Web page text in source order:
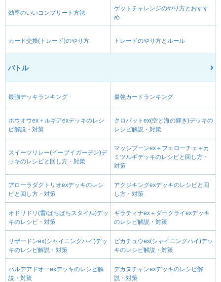
効率のいいコンプリート方法
ゲットチャレンジのやり方とおすす
め
カード交換(トレード)のやり方 トレードのやり方とルール
バトル
最強デッキランキング 最強カードランキング
ホウオウex＋ルギアexデッキのレシ
ピ解説・対策
クロバットex(空と海の輝き)デッキの
レシピ解説・対策
スイーツリレー(イーブイガーデン)デ
ッキのレシピと回し方・対策
マッシブーンex＋フェローチェ＋カ
ミツルギデッキのレシピと回し方・
対策
アローラダグトリオexデッキのレシ
ピと回し方・対策
アクジキングexデッキのレシピと回
し方・対策
オドリドリ(雷/ぱちぱちスタイル)デッ
キのレシピ・対策
ギラティナex＋ダークライexデッキ
のレシピ解説・対策
リザードンex(シャイニングハイ)デッ
キのレシピ解説・対策
ピカチュウex(シャイニングハイ)デッ
キのレシピ解説・対策
パルデアドオーexデッキのレシピ解
説・対策
デカヌチャンexデッキのレシピ解
説・対策